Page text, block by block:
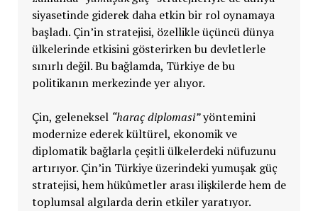
siyasetinde giderek daha etkin bir rol oynamaya
başladı. Çin’in stratejisi, özellikle üçüncü dünya
ülkelerinde etkisini gösterirken bu devletlerle
sınırlı değil. Bu bağlamda, Türkiye de bu
politikanın merkezinde yer alıyor.
Çin, geleneksel “haraç diplomasi”yöntemini
modernize ederek kültürel, ekonomik ve
diplomatik bağlarla çeşitli ülkelerdeki nüfuzunu
artırıyor. Çin’in Türkiye üzerindeki yumuşak güç
stratejisi, hem hükûmetler arası ilişkilerde hem de
toplumsal algılarda derin etkiler yaratıyor.